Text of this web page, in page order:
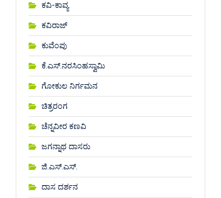
ಕವಿ-ಕಾವ್ಯ
ಕವಿರಾಜ್
ಕುವೆಂಪು
ಕೆ.ಎಸ್.ನರಸಿಂಹಸ್ವಾಮಿ
ಗೋಕುಲ ನಿರ್ಗಮನ
ಚಿತ್ರರಂಗ
ಚೆನ್ನವೀರ ಕಣವಿ
ಜಗನ್ನಾಥ ದಾಸರು
ಜಿ.ಎಸ್.ಎಸ್.
ದಾಸ ದರ್ಶನ